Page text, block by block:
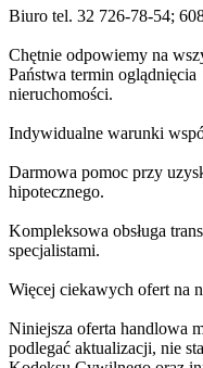
Biuro tel. 32 726-78-54;
Chętnie odpowiemy na
Państwa termin oglądnięcia
nieruchomości.
Indywidualne warunki
Darmowa pomoc przy
hipotecznego.
Kompleksowa obsługa
specjalistami.
Więcej ciekawych ofert na
Niniejsza oferta handlowa
podlegać aktualizacji, nie